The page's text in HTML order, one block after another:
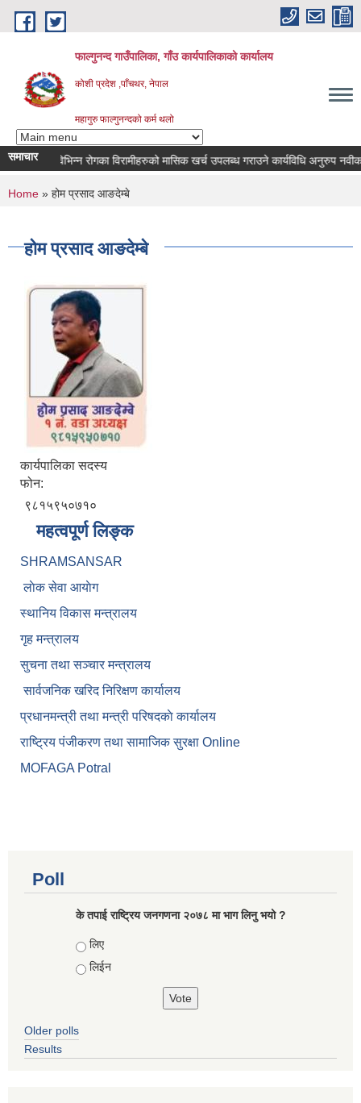
Skip to main content
फाल्गुनन्द गाउँपालिका, गाँउ कार्यपालिकाको कार्यालय
कोशी प्रदेश ,पाँचथर, नेपाल
महागुरु फाल्गुनन्दको कर्म थलो
समाचार विभिन्न रोगका विरामीहरुको मासिक खर्च उपलब्ध गराउने कार्यविधि अनुरुप
You are here
Home » होम प्रसाद आङदेम्बे
होम प्रसाद आङदेम्बे
कार्यपालिका सदस्य
फोन:
९८१५९५०७१०
महत्वपूर्ण लिङ्क
SHRAMSANSAR
लाेक सेवा आयाेग
स्थानिय विकास मन्त्रालय
गृह मन्त्रालय
सुचना तथा सञ्चार मन्त्रालय
सार्वजनिक खरिद निरिक्षण कार्यालय
प्रधानमन्त्री तथा मन्त्री परिषदकाे कार्यालय
राष्ट्रिय पंजीकरण तथा सामाजिक सुरक्षा Online
MOFAGA Potral
Poll
के तपाई राष्ट्रिय जनगणना २०७८ मा भाग लिनु भयो ?
Choices
लिए
लिईन
Older polls
Results